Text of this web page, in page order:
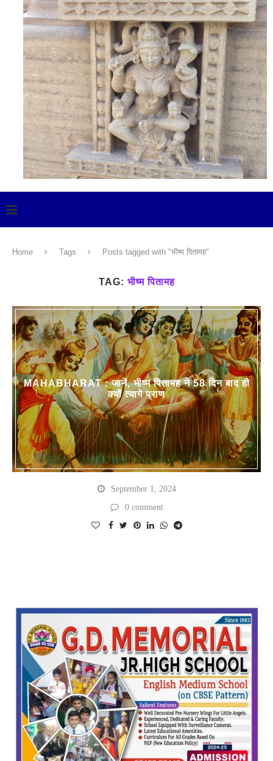
Home Tags Posts tagged with "भीष्म पितामह"
TAG: भीष्म पितामह
MAHABHARAT : जानें, भीष्म पितामह ने 58 दिन बाद ही
क्यों त्यागे प्राण
September 1, 2024
0 comment